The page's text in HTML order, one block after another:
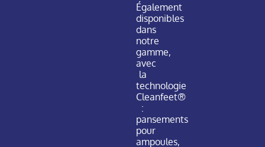
Également
disponibles
dans
notre
gamme,
avec
la
technologie
Cleanfeet®
:
pansements
pour
ampoules,